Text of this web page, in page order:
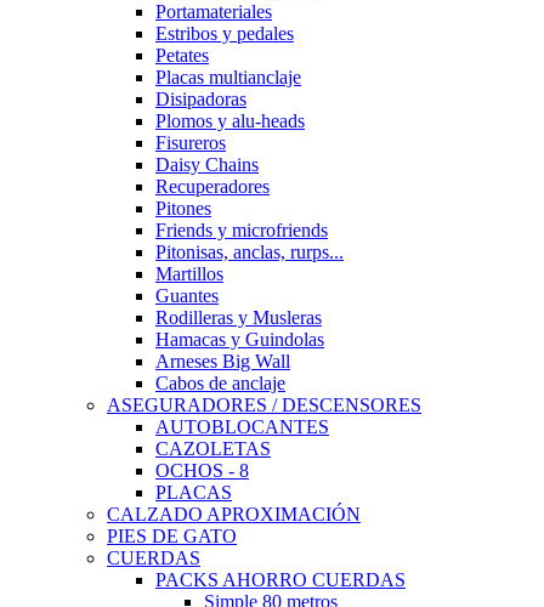
Portamateriales
Estribos y pedales
Petates
Placas multianclaje
Disipadoras
Plomos y alu-heads
Fisureros
Daisy Chains
Recuperadores
Pitones
Friends y microfriends
Pitonisas, anclas, rurps...
Martillos
Guantes
Rodilleras y Musleras
Hamacas y Guindolas
Arneses Big Wall
Cabos de anclaje
ASEGURADORES / DESCENSORES
AUTOBLOCANTES
CAZOLETAS
OCHOS - 8
PLACAS
CALZADO APROXIMACIÓN
PIES DE GATO
CUERDAS
PACKS AHORRO CUERDAS
Simple 80 metros